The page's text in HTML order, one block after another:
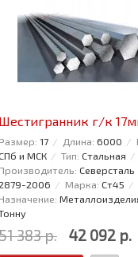
Шестигранник г/к
17 Длина: 6000
и МСК
Тип: Стальная
Производитель: Северсталь
2006
Марка: Ст45
Назначение:
383 р. 42 092 р.